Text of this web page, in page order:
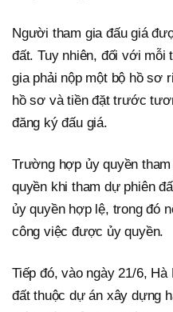
Người tham gia đấu giá
đất. Tuy nhiên, đối với mỗi
gia phải nộp một bộ hồ sơ
hồ sơ và tiền đặt trước
đăng ký đấu giá.
Trường hợp ủy quyền
quyền khi tham dự phiên
ủy quyền hợp lệ, trong đó
công việc được ủy quyền.
Tiếp đó, vào ngày 21/6,
đất thuộc dự án xây dựng